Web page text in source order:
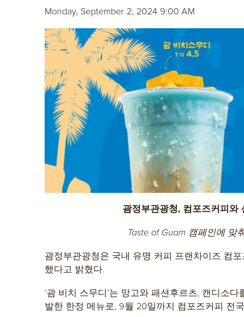
Monday, September 2, 2024 9:00 AM
괌정부관광청, 컴포즈커피와
Taste of Guam 캠페인에 맞
괌정부관광청은 국내 유명 커피 프랜차이즈 컴
했다고 밝혔다.
‘괌 비치 스무디’는 망고와 패션후르츠, 캔디소
발한 한정 메뉴로, 9월 20일까지 컴포즈커피 전